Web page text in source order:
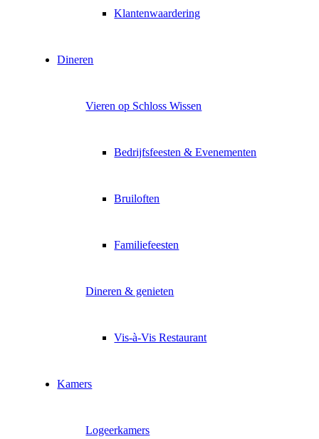
Klantenwaardering
Dineren
Vieren op Schloss Wissen
Bedrijfsfeesten & Evenementen
Bruiloften
Familiefeesten
Dineren & genieten
Vis-à-Vis Restaurant
Kamers
Logeerkamers